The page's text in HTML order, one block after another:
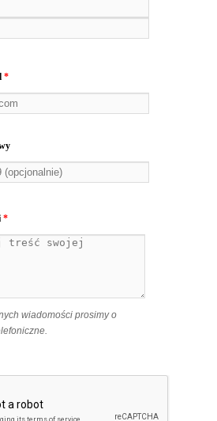
*
*
wiadomości prosimy o